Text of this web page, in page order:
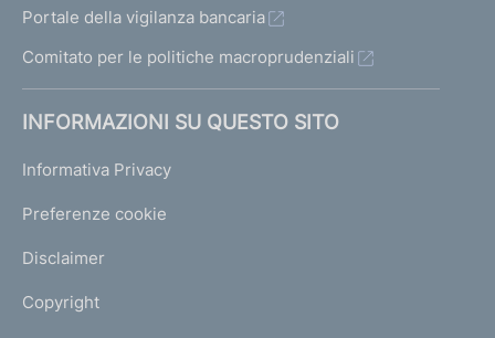
Portale della vigilanza bancaria
Comitato per le politiche macroprudenziali
INFORMAZIONI SU QUESTO SITO
Informativa Privacy
Preferenze cookie
Disclaimer
Copyright